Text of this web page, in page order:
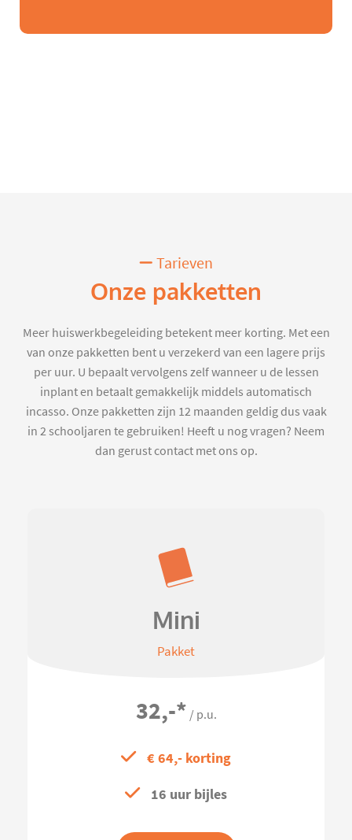
Tarieven
Onze pakketten
Meer huiswerkbegeleiding betekent meer korting. Met een
van onze pakketten bent u verzekerd van een lagere prijs
per uur. U bepaalt vervolgens zelf wanneer u de lessen
inplant en betaalt gemakkelijk middels automatisch
incasso. Onze pakketten zijn 12 maanden geldig dus vaak
in 2 schooljaren te gebruiken! Heeft u nog vragen? Neem
dan gerust contact met ons op.
Mini
Pakket
32,-* / p.u.
€ 64,- korting
16 uur bijles